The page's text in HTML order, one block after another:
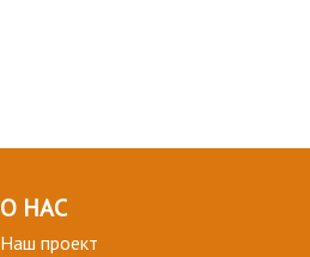
О НАС
Наш проект